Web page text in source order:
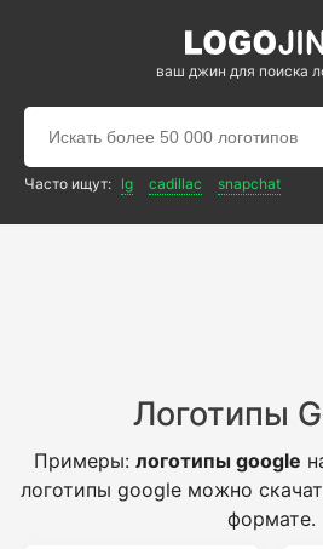
ваш джин для поиска
Часто ищут: lg cadillac snapchat
Логотипы
Примеры: логотипы google
логотипы google можно
формате.